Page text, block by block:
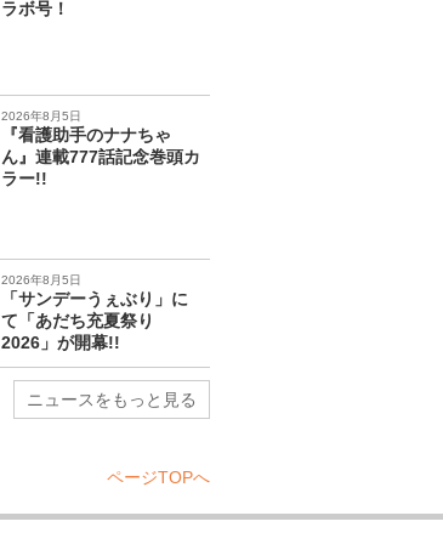
ラボ号！
2026年8月5日
『看護助手のナナちゃ
ん』連載777話記念巻頭カ
ラー!!
2026年8月5日
「サンデーうぇぶり」に
て「あだち充夏祭り
2026」が開幕!!
ニュースをもっと見る
ページTOPへ